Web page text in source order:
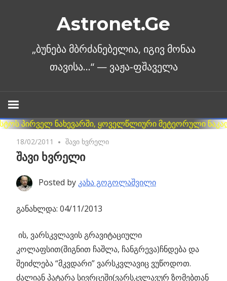
Astronet.Ge
18/02/2011 No comments
შავი ხვრელი
შავი ხვრელი
Posted by კახა გოგოლაშვილი
განახლდა: 04/11/2013
ის, ვარსკვლავის გრავიტაციული
კოლაფსით(შიგნით ჩაშლა, ჩანგრევა)ჩნდება და
შეიძლება “მკვდარი” ვარსკვლავიც ვუწოდოთ.
ძალიან პატარა სივრცეში(ვარსკვლავურ ზომებთან